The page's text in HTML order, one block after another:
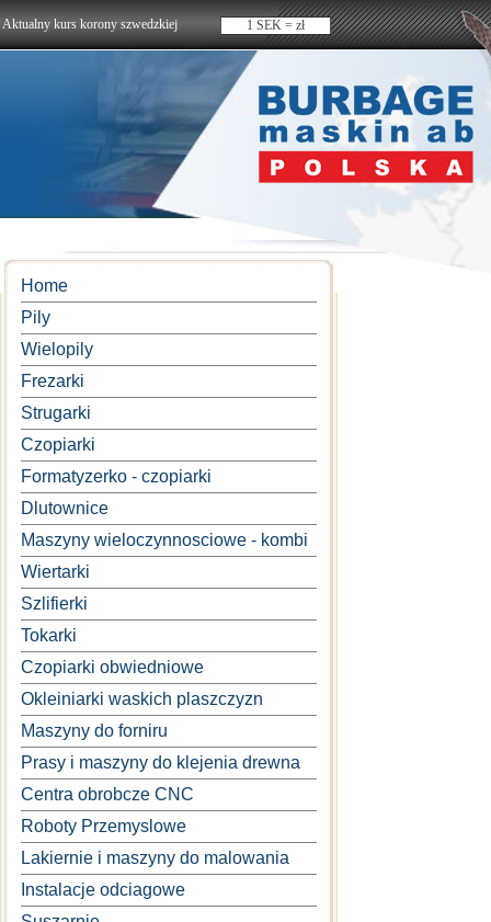
Aktualny kurs korony szwedzkiej 1 SEK = zł
Home
Pily
Wielopily
Frezarki
Strugarki
Czopiarki
Formatyzerko - czopiarki
Dlutownice
Maszyny wieloczynnosciowe - kombi
Wiertarki
Szlifierki
Tokarki
Czopiarki obwiedniowe
Okleiniarki waskich plaszczyzn
Maszyny do forniru
Prasy i maszyny do klejenia drewna
Centra obrobcze CNC
Roboty Przemyslowe
Lakiernie i maszyny do malowania
Instalacje odciagowe